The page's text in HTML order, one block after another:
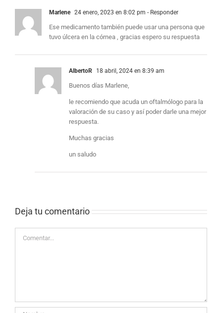
Marlene 24 enero, 2023 en 8:02 pm - Responder
Ese medicamento también puede usar una persona que
tuvo úlcera en la córnea , gracias espero su respuesta
AlbertoR 18 abril, 2024 en 8:39 am
Buenos días Marlene,
le recomiendo que acuda un oftalmólogo para la
valoración de su caso y así poder darle una mejor
respuesta.
Muchas gracias
un saludo
Deja tu comentario